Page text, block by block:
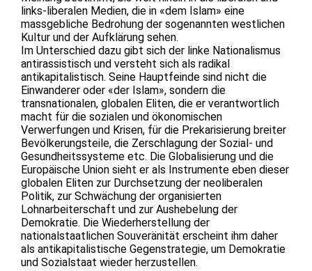
links-liberalen Medien, die in «dem Islam» eine
massgebliche Bedrohung der sogenannten westlichen
Kultur und der Aufklärung sehen.
Im Unterschied dazu gibt sich der linke Nationalismus
antirassistisch und versteht sich als radikal
antikapitalistisch. Seine Hauptfeinde sind nicht die
Einwanderer oder «der Islam», sondern die
transnationalen, globalen Eliten, die er verantwortlich
macht für die sozialen und ökonomischen
Verwerfungen und Krisen, für die Prekarisierung breiter
Bevölkerungsteile, die Zerschlagung der Sozial- und
Gesundheitssysteme etc. Die Globalisierung und die
Europäische Union sieht er als Instrumente eben dieser
globalen Eliten zur Durchsetzung der neoliberalen
Politik, zur Schwächung der organisierten
Lohnarbeiterschaft und zur Aushebelung der
Demokratie. Die Wiederherstellung der
nationalstaatlichen Souveränität erscheint ihm daher
als antikapitalistische Gegenstrategie, um Demokratie
und Sozialstaat wieder herzustellen.